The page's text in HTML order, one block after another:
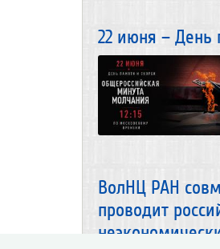
22 июня – День
ВолНЦ РАН
проводит